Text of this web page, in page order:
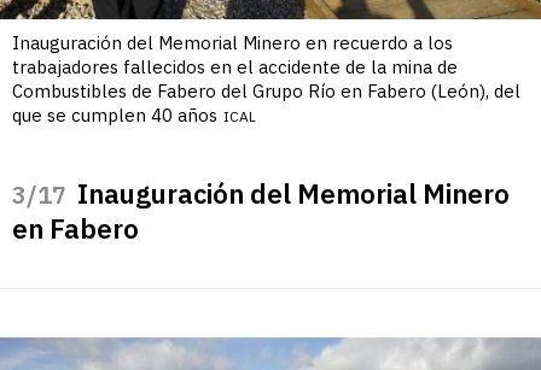
Inauguración del Memorial Minero en recuerdo a los
trabajadores fallecidos en el accidente de la mina de
Combustibles de Fabero del Grupo Río en Fabero (León), del
que se cumplen 40 años ICAL
/17 Inauguración del Memorial Minero
en Fabero